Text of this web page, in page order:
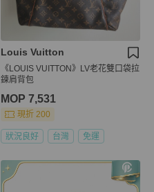
Louis Vuitton
《LOUIS VUITTON》LV老花雙口袋拉
鍊肩背包
MOP 7,531
現折 200
狀況良好 台灣 免運